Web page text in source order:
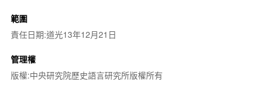
範圍
責任日期:道光13年12月21日
管理權
版權:中央研究院歷史語言研究所版權所有